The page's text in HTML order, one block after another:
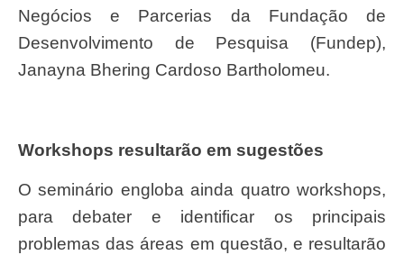
Negócios e Parcerias da Fundação de
Desenvolvimento de Pesquisa (Fundep),
Janayna Bhering Cardoso Bartholomeu.
Workshops resultarão em sugestões
O seminário engloba ainda quatro workshops,
para debater e identificar os principais
problemas das áreas em questão, e resultarão